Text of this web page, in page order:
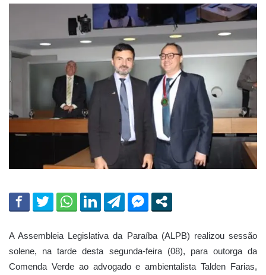
A Assembleia Legislativa da Paraíba (ALPB) realizou sessão
solene, na tarde desta segunda-feira (08), para outorga da
Comenda Verde ao advogado e ambientalista Talden Farias,